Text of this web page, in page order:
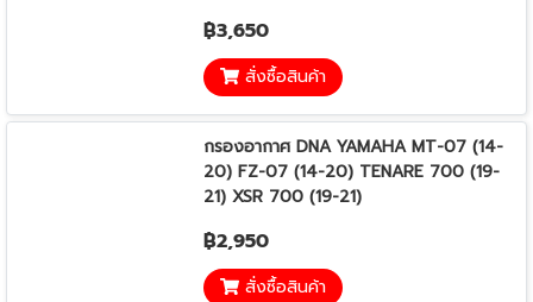
฿3,650
สั่งซื้อสินค้า
กรองอากาศ DNA YAMAHA MT-07 (14-
20) FZ-07 (14-20) TENARE 700 (19-
21) XSR 700 (19-21)
฿2,950
สั่งซื้อสินค้า